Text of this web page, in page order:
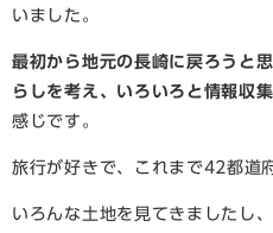
いました。
最初から地元の長崎に戻ろうと
らしを考え、いろいろと情報収
感じです。
旅行が好きで、これまで42都道
いろんな土地を見てきましたし